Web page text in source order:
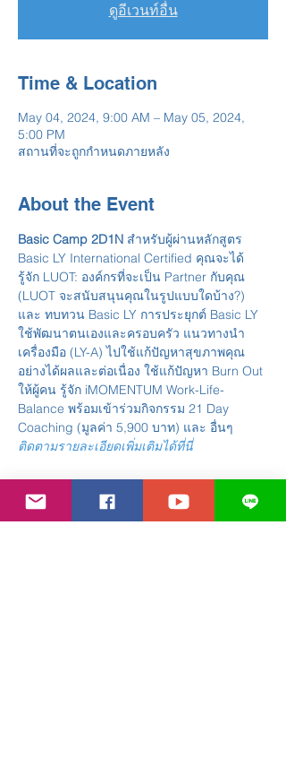
ดูอีเวนท์อื่น
Time & Location
May 04, 2024, 9:00 AM – May 05, 2024,
5:00 PM
สถานที่จะถูกกำหนดภายหลัง
About the Event
Basic Camp 2D1N สำหรับผู้ผ่านหลักสูตร
Basic LY International Certified คุณจะได้
รู้จัก LUOT: องค์กรที่จะเป็น Partner กับคุณ
(LUOT จะสนับสนุนคุณในรูปแบบใดบ้าง?)
และ ทบทวน Basic LY การประยุกต์ Basic LY
ใช้พัฒนาตนเองและครอบครัว แนวทางนำ
เครื่องมือ (LY-A) ไปใช้แก้ปัญหาสุขภาพคุณ
อย่างได้ผลและต่อเนื่อง ใช้แก้ปัญหา Burn Out
ให้ผู้คน รู้จัก iMOMENTUM Work-Life-
Balance พร้อมเข้าร่วมกิจกรรม 21 Day
Coaching (มูลค่า 5,900 บาท) และ อื่นๆ
ติดตามรายละเอียดเพิ่มเติมได้ที่นี่
Share This Event